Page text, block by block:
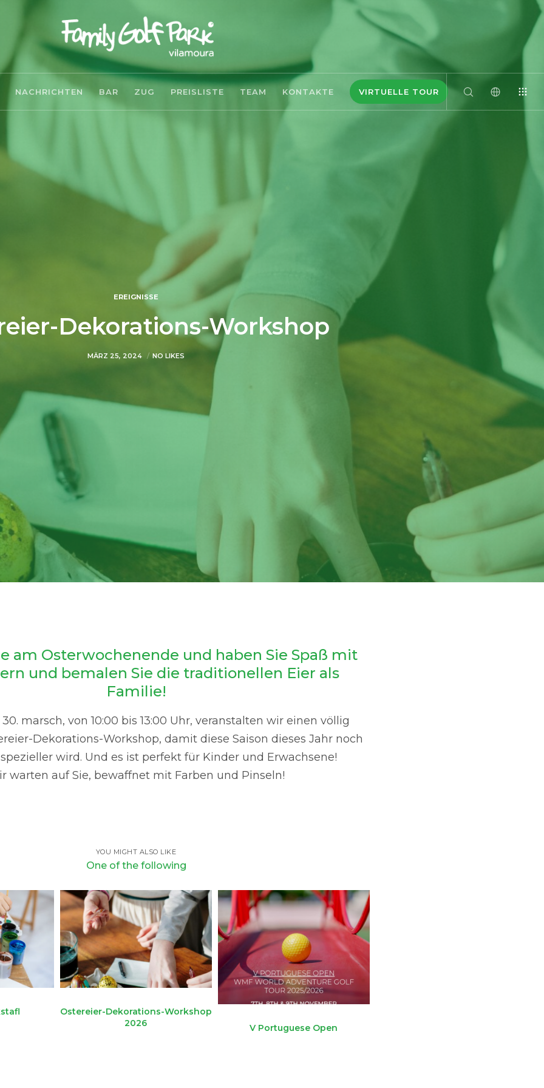
NACHRICHTEN BAR ZUG PREISLISTE TEAM KONTAKTE VIRTUELLE TOUR
EREIGNISSE
Dekorations-Workshop
MÄRZ 25, 2024 NO LIKES
am Osterwochenende und haben Sie Spaß mit
und bemalen Sie die traditionellen Eier als
Familie!
30. marsch, von 10:00 bis 13:00 Uhr, veranstalten wir einen völlig
Dekorations-Workshop, damit diese Saison dieses Jahr noch
wird. Und es ist perfekt für Kinder und Erwachsene!
warten auf Sie, bewaffnet mit Farben und Pinseln!
YOU MIGHT ALSO LIKE
One of the following
Ostereier-Dekorations-Workshop
2026
V Portuguese Open